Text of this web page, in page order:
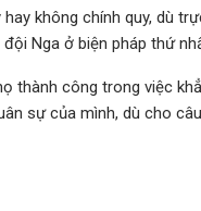
không chính quy, dù
Nga ở biện pháp thứ
thành công trong việc
sự của mình, dù cho